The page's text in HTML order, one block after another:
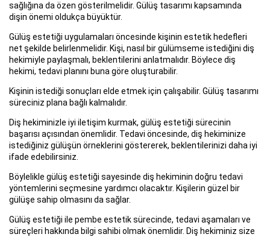
sağlığına da özen gösterilmelidir. Gülüş tasarımı kapsamında
dişin önemi oldukça büyüktür.
Gülüş estetiği uygulamaları öncesinde kişinin estetik hedefleri
net şekilde belirlenmelidir. Kişi, nasıl bir gülümseme istediğini diş
hekimiyle paylaşmalı, beklentilerini anlatmalıdır. Böylece diş
hekimi, tedavi planını buna göre oluşturabilir.
Kişinin istediği sonuçları elde etmek için çalışabilir. Gülüş tasarımı
süreciniz plana bağlı kalmalıdır.
Diş hekiminizle iyi iletişim kurmak, gülüş estetiği sürecinin
başarısı açısından önemlidir. Tedavi öncesinde, diş hekiminize
istediğiniz gülüşün örneklerini göstererek, beklentilerinizi daha iyi
ifade edebilirsiniz.
Böylelikle gülüş estetiği sayesinde diş hekiminin doğru tedavi
yöntemlerini seçmesine yardımcı olacaktır. Kişilerin güzel bir
gülüşe sahip olmasını da sağlar.
Gülüş estetiği ile pembe estetik sürecinde, tedavi aşamaları ve
süreçleri hakkında bilgi sahibi olmak önemlidir. Diş hekiminiz size